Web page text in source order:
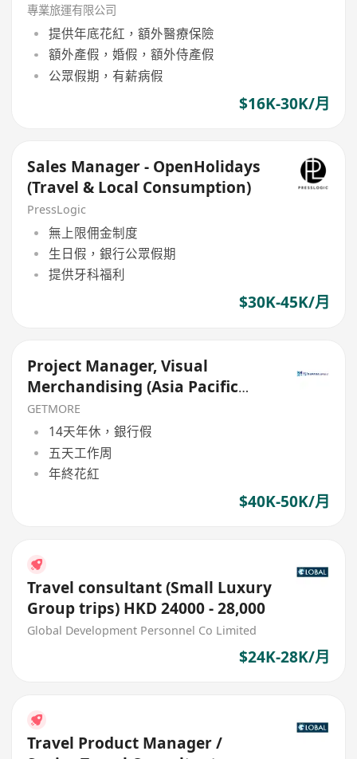
專業旅運有限公司
提供年底花紅，額外醫療保險
額外產假，婚假，額外侍產假
公眾假期，有薪病假
$16K-30K/月
Sales Manager - OpenHolidays
(Travel & Local Consumption)
PressLogic
無上限佣金制度
生日假，銀行公眾假期
提供牙科福利
$30K-45K/月
Project Manager, Visual
Merchandising (Asia Pacific
Travel Retail)
GETMORE
14天年休，銀行假
五天工作周
年終花紅
$40K-50K/月
Travel consultant (Small Luxury
Group trips) HKD 24000 - 28,000
Global Development Personnel Co Limited
$24K-28K/月
Travel Product Manager /